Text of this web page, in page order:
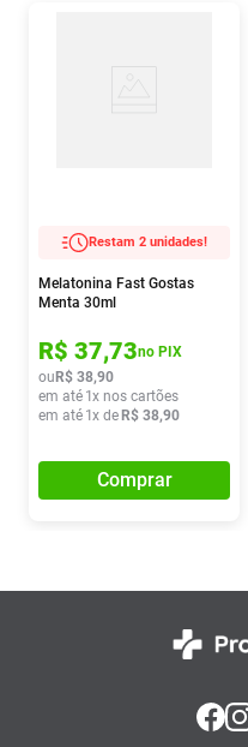
Restam 2 unidades!
Melatonina Fast Gostas
Menta 30ml
R$ 37,73no PIX
ou R$ 38,90
em até 1x nos cartões
em até 1x de R$ 38,90
Comprar